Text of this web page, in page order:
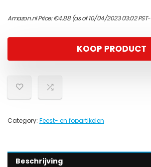
Amazon.nl Price:€4.88(as of 10/04/2023 03:02 PST-
KOOP PRODUCT
Category: Feest- en fopartikelen
Beschrijving